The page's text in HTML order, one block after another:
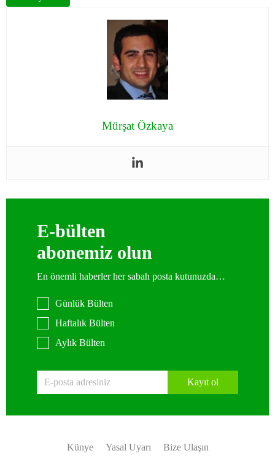
Mürşat Özkaya
E-bülten
abonemiz olun
En önemli haberler her sabah posta kutunuzda…
Günlük Bülten
Haftalık Bülten
Aylık Bülten
Kayıt ol
Künye Yasal Uyarı Bize Ulaşın